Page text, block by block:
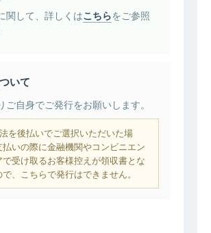
関して、詳しくはこちらをご参照
いて
ご自身でご発行をお願いします。
を後払いでご選択いただいた場
いの際に金融機関やコンビニエン
で受け取るお客様控えが領収書とな
、こちらで発行はできません。